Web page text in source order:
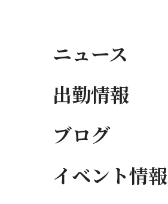
ニュース
出勤情報
ブログ
イベント情報